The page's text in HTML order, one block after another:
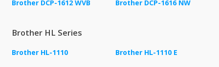
Brother DCP-1612 WVB Brother DCP-1616 NW
Brother HL Series
Brother HL-1110 Brother HL-1110 E